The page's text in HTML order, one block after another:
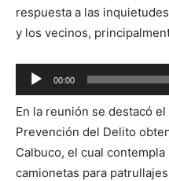
respuesta a las
y los vecinos,
Reproductor
de
audio
00:00
En la reunión se destacó
Prevención del Delito
Calbuco, el cual
camionetas para